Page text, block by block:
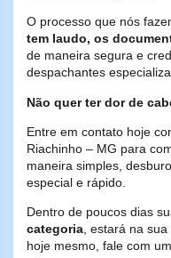
O processo que nós
tem laudo, os
de maneira segura e
despachantes
Não quer ter dor de
Entre em contato hoje
Riachinho – MG para
maneira simples,
especial e rápido.
Dentro de poucos dias
categoria, estará na
hoje mesmo, fale com